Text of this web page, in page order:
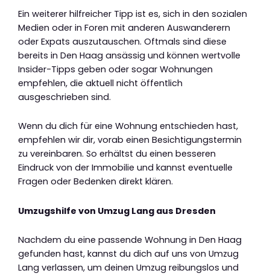
Ein weiterer hilfreicher Tipp ist es, sich in den sozialen
Medien oder in Foren mit anderen Auswanderern
oder Expats auszutauschen. Oftmals sind diese
bereits in Den Haag ansässig und können wertvolle
Insider-Tipps geben oder sogar Wohnungen
empfehlen, die aktuell nicht öffentlich
ausgeschrieben sind.
Wenn du dich für eine Wohnung entschieden hast,
empfehlen wir dir, vorab einen Besichtigungstermin
zu vereinbaren. So erhältst du einen besseren
Eindruck von der Immobilie und kannst eventuelle
Fragen oder Bedenken direkt klären.
Umzugshilfe von Umzug Lang aus Dresden
Nachdem du eine passende Wohnung in Den Haag
gefunden hast, kannst du dich auf uns von Umzug
Lang verlassen, um deinen Umzug reibungslos und